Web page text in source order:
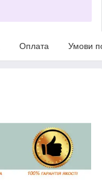
Оплата Умови